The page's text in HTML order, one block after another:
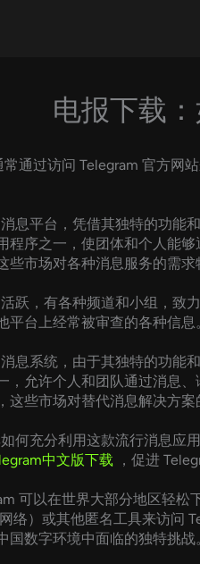
电报下载
通过访问 Telegram 官方网
息平台，凭借其独特的功能
程序之一，使团体和个人能
市场对各种消息服务的需求
跃，有各种频道和小组，致
台上经常被审查的各种信息
息系统，由于其独特的功能
，允许个人和团队通过消息
些市场对替代消息解决方案
何充分利用这款流行消息应
中文版下载 ，促进
可以在世界大部分地区轻
络）或其他匿名工具来访问
数字环境中面临的独特挑战